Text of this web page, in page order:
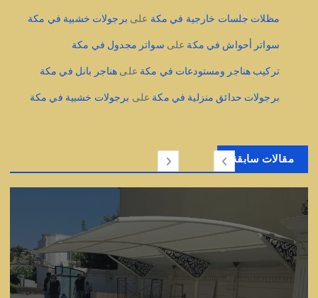
مظلات جلسات خارجية في مكة على برجولات خشبية في مكة
سواتر أحواش في مكة على سواتر مجدول في مكة
تركيب هناجر ومستودعات في مكة على هناجر بانل في مكة
برجولات حدائق منزلية في مكة على برجولات خشبية في مكة
مقالات سابقة